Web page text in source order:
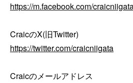
https://m.facebook.com/
https://twitter.com/craicniigata
Craicのメールアドレス